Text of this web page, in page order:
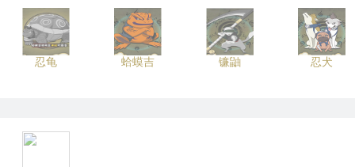
忍龟 蛤蟆吉 镰鼬 忍犬